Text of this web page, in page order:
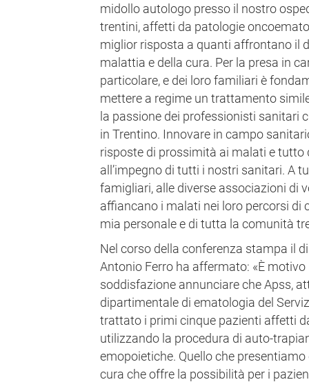
midollo autologo presso il nostro
trentini, affetti da patologie
miglior risposta a quanti affrontano il
malattia e della cura. Per la presa in
particolare, e dei loro familiari è
mettere a regime un trattamento
la passione dei professionisti sanitari
in Trentino. Innovare in campo
risposte di prossimità ai malati e tutto
all’impegno di tutti i nostri sanitari. A
famigliari, alle diverse associazioni di
affiancano i malati nei loro percorsi di
mia personale e di tutta la comunità
Nel corso della conferenza stampa il
Antonio Ferro ha affermato: «È motivo
soddisfazione annunciare che Apss,
dipartimentale di ematologia del
trattato i primi cinque pazienti affetti
utilizzando la procedura di auto-
emopoietiche. Quello che
cura che offre la possibilità per i